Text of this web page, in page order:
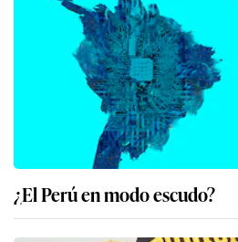
¿El Perú en modo escudo?